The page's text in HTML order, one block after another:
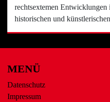
rechtsextemen Entwicklungen
historischen und
MENÜ
Datenschutz
Impressum